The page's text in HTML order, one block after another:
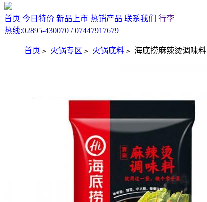
首页 今日特价 新品上市 热销产品 联系我们
行李
热线:02895-430070 / 07447917679
首页 > 火锅专区 > 火锅底料 > 海底捞麻辣烫调味料